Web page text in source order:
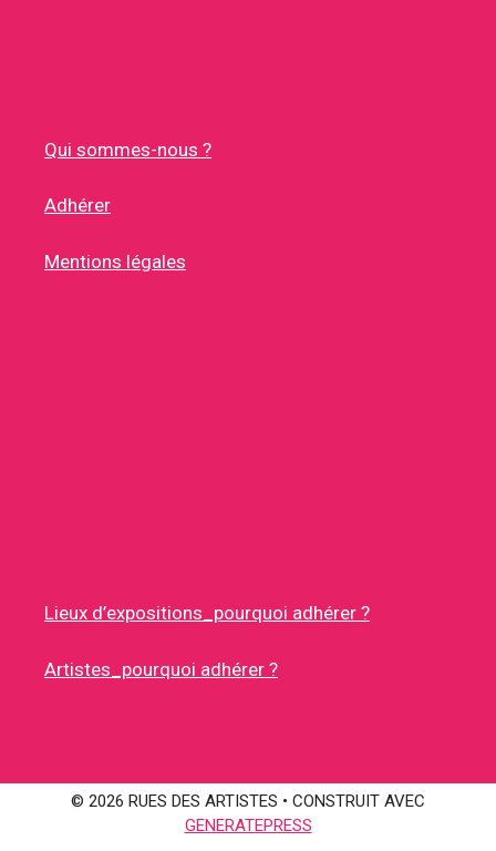
Qui sommes-nous ?
Adhérer
Mentions légales
Lieux d’expositions_pourquoi adhérer ?
Artistes_pourquoi adhérer ?
© 2026 RUES DES ARTISTES • CONSTRUIT AVEC
GENERATEPRESS